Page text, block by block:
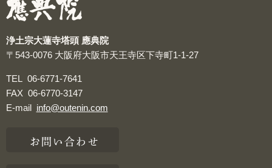
浄土宗大蓮寺塔頭 應典院
〒543-0076 大阪府大阪市天王寺区下寺町1-1-27
TEL 06-6771-7641
FAX 06-6770-3147
E-mail info@outenin.com
お問い合わせ